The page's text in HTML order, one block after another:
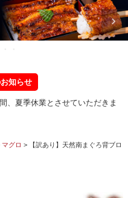
知らせ
、夏季休業とさせていただきま
マグロ
【訳あり】天然南まぐろ背ブロ